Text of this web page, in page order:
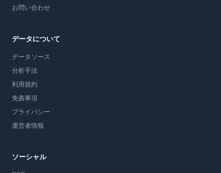
お問い合わせ
データについて
データソース
分析手法
利用規約
免責事項
プライバシー
運営者情報
ソーシャル